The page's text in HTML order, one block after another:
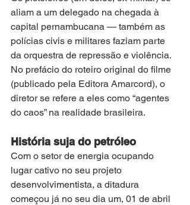
aliam a um delegado na chegada à
capital pernambucana — também as
polícias civis e militares faziam parte
da orquestra de repressão e violência.
No prefácio do roteiro original do filme
(publicado pela Editora Amarcord), o
diretor se refere a eles como “agentes
do caos” na realidade brasileira.
História suja do petróleo
Com o setor de energia ocupando
lugar cativo no seu projeto
desenvolvimentista, a ditadura
começou já no seu dia um, 01 de abril